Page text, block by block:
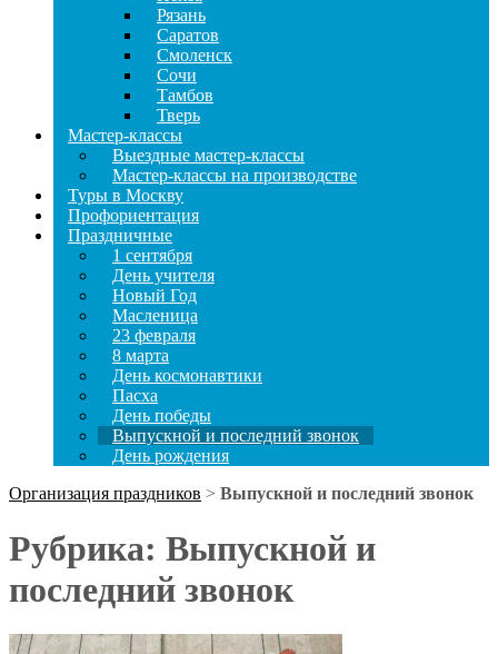
Рязань
Саратов
Смоленск
Сочи
Тамбов
Тверь
Мастер-классы
Выездные мастер-классы
Мастер-классы на производстве
Туры в Москву
Профориентация
Праздничные
1 сентября
День учителя
Новый Год
Масленица
23 февраля
8 марта
День космонавтики
Пасха
День победы
Выпускной и последний звонок
День рождения
Организация праздников > Выпускной и последний звонок
Рубрика: Выпускной и
последний звонок